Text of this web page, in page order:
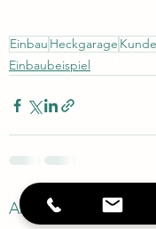
Einbau Heckgarage
Einbaubeispiel
Aktuelle Beiträge